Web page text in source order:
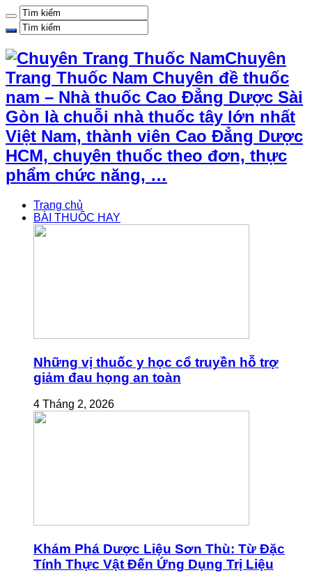
Chuyên
Trang Thuốc Nam Chuyên đề thuốc
nam – Nhà thuốc Cao Đẳng Dược Sài
Gòn là chuỗi nhà thuốc tây lớn nhất
Việt Nam, thành viên Cao Đẳng Dược
HCM, chuyên thuốc theo đơn, thực
phẩm chức năng, …
Trang chủ
BÀI THUỐC HAY
Những vị thuốc y học cổ truyền hỗ trợ
giảm đau họng an toàn
4 Tháng 2, 2026
Khám Phá Dược Liệu Sơn Thù: Từ Đặc
Tính Thực Vật Đến Ứng Dụng Trị Liệu